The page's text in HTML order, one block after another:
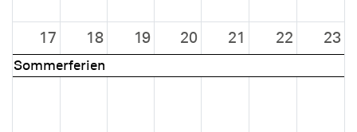
17
Sommerferien
18 19 20 21 22 23